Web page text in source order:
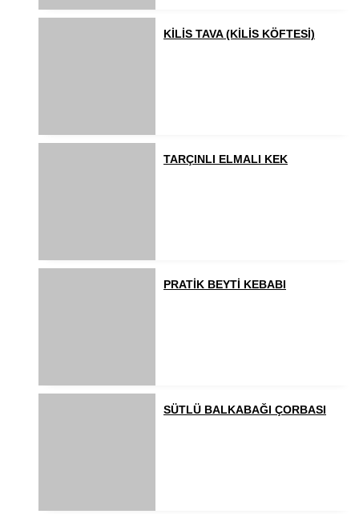
KİLİS TAVA (KİLİS KÖFTESİ)
TARÇINLI ELMALI KEK
PRATİK BEYTİ KEBABI
SÜTLÜ BALKABAĞI ÇORBASI